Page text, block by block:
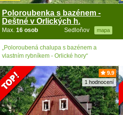
Poloroubenka s bazénem -
Deštné v Orlických h.
Sedloňov mapa
Max.16 osob
„Poloroubená chalupa s bazénem a
vlastním rybníkem - Orlické hory“
9.9
1 hodnocení